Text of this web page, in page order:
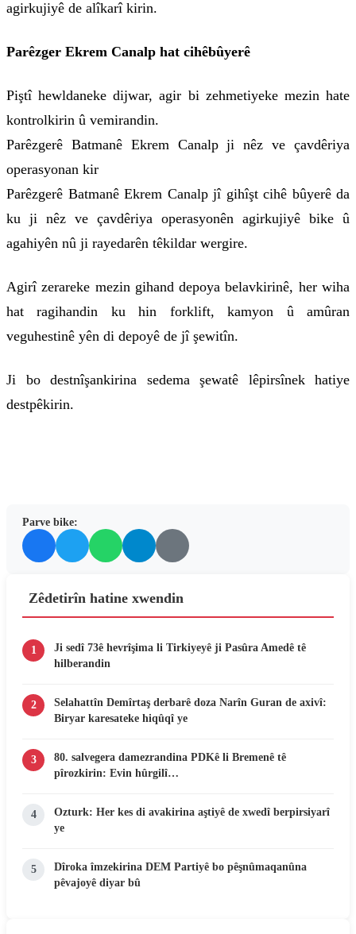
agirkujiyê de alîkarî kirin.
Parêzger Ekrem Canalp hat cihêbûyerê
Piştî hewldaneke dijwar, agir bi zehmetiyeke mezin hate
kontrolkirin û vemirandin.
Parêzgerê Batmanê Ekrem Canalp ji nêz ve çavdêriya
operasyonan kir
Parêzgerê Batmanê Ekrem Canalp jî gihîşt cihê bûyerê da
ku ji nêz ve çavdêriya operasyonên agirkujiyê bike û
agahiyên nû ji rayedarên têkildar wergire.
Agirî zerareke mezin gihand depoya belavkirinê, her wiha
hat ragihandin ku hin forklift, kamyon û amûran
veguhestinê yên di depoyê de jî şewitîn.
Ji bo destnîşankirina sedema şewatê lêpirsînek hatiye
destpêkirin.
Parve bike:
Zêdetirîn hatine xwendin
1
Ji sedî 73ê hevrîşima li Tirkiyeyê ji Pasûra Amedê tê
hilberandin
2
Selahattîn Demîrtaş derbarê doza Narîn Guran de axivî:
Biryar karesateke hiqûqî ye
3
80. salvegera damezrandina PDKê li Bremenê tê
pîrozkirin: Evin hûrgilî…
4
Ozturk: Her kes di avakirina aştiyê de xwedî berpirsiyarî
ye
5
Dîroka îmzekirina DEM Partiyê bo pêşnûmaqanûna
pêvajoyê diyar bû